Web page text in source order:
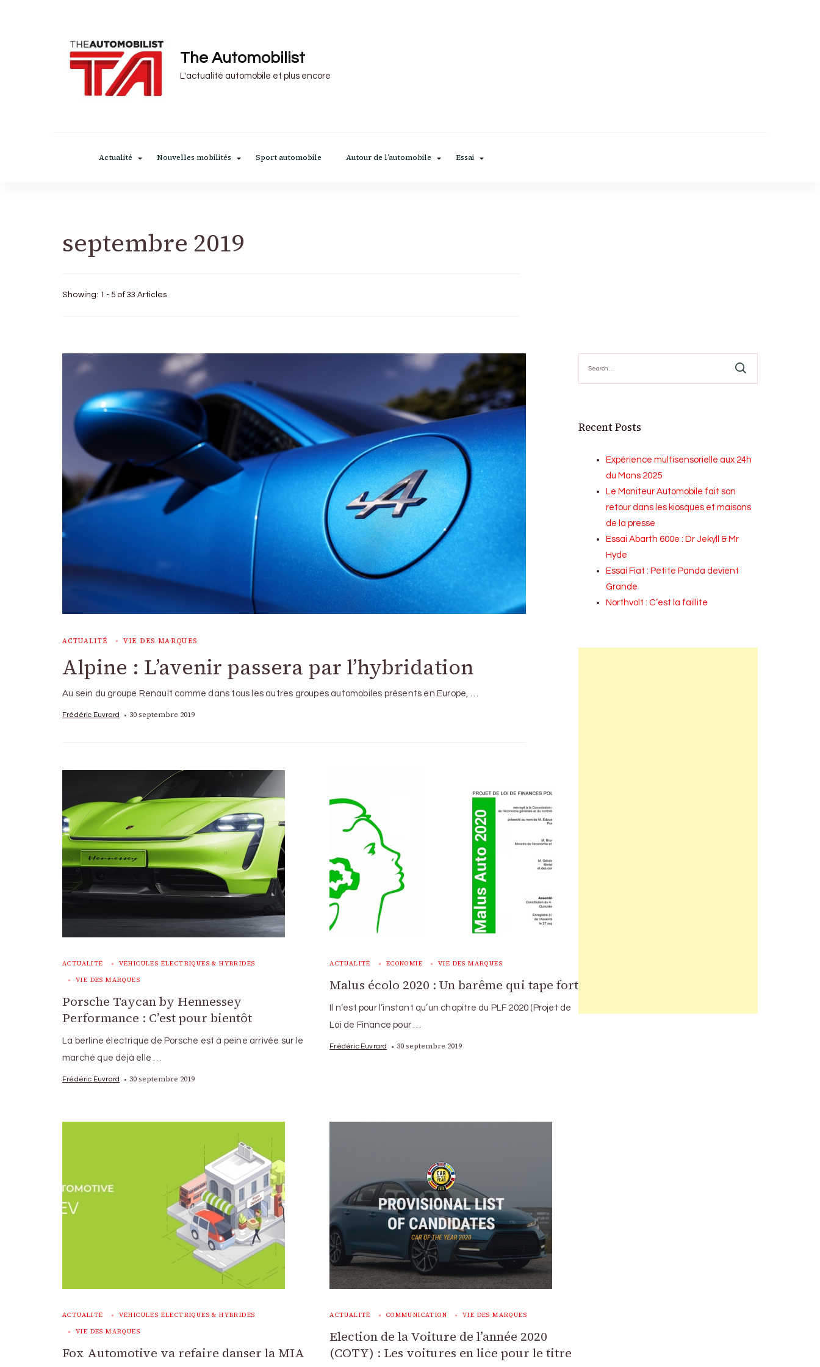
The Automobilist
L'actualité automobile et plus encore
Actualité Nouvelles mobilités Sport automobile Autour de l’automobile Essai
septembre 2019
Showing: 1 - 5 of 33 Articles
ACTUALITÉ VIE DES MARQUES
Alpine : L’avenir passera par l’hybridation
Au sein du groupe Renault comme dans tous les autres groupes automobiles présents en Europe, …
Frédéric Euvrard 30 septembre 2019
ACTUALITÉ VÉHICULES ÉLECTRIQUES & HYBRIDES
VIE DES MARQUES
Porsche Taycan by Hennessey
Performance : C’est pour bientôt
La berline électrique de Porsche est à peine arrivée sur le
marché que déjà elle …
Frédéric Euvrard 30 septembre 2019
ACTUALITÉ ECONOMIE VIE DES MARQUES
Malus écolo 2020 : Un barême qui tape fort
Il n’est pour l’instant qu’un chapitre du PLF 2020 (Projet de
Loi de Finance pour …
Frédéric Euvrard 30 septembre 2019
ACTUALITÉ VÉHICULES ÉLECTRIQUES & HYBRIDES
VIE DES MARQUES
Fox Automotive va refaire danser la MIA
ACTUALITÉ COMMUNICATION VIE DES MARQUES
Election de la Voiture de l’année 2020
(COTY) : Les voitures en lice pour le titre
for:
Recent Posts
Expérience multisensorielle aux 24h
du Mans 2025
Le Moniteur Automobile fait son
retour dans les kiosques et maisons
de la presse
Essai Abarth 600e : Dr Jekyll & Mr
Hyde
Essai Fiat : Petite Panda devient
Grande
Northvolt : C’est la faillite